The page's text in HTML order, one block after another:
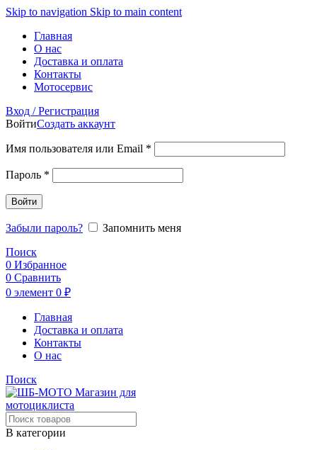
Skip to navigation Skip to main content
Главная
О нас
Доставка и оплата
Контакты
Мотосервис
Вход / Регистрация
ВойтиСоздать аккаунт
Имя пользователя или Email *
Пароль *
Войти
Забыли пароль?
Запомнить меня
Поиск
0 Избранное
0 Сравнить
0 элемент 0 ₽
Главная
Доставка и оплата
Контакты
О нас
Поиск
В категории